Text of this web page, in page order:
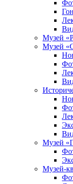
Музей
Музей
Музей
Музей-